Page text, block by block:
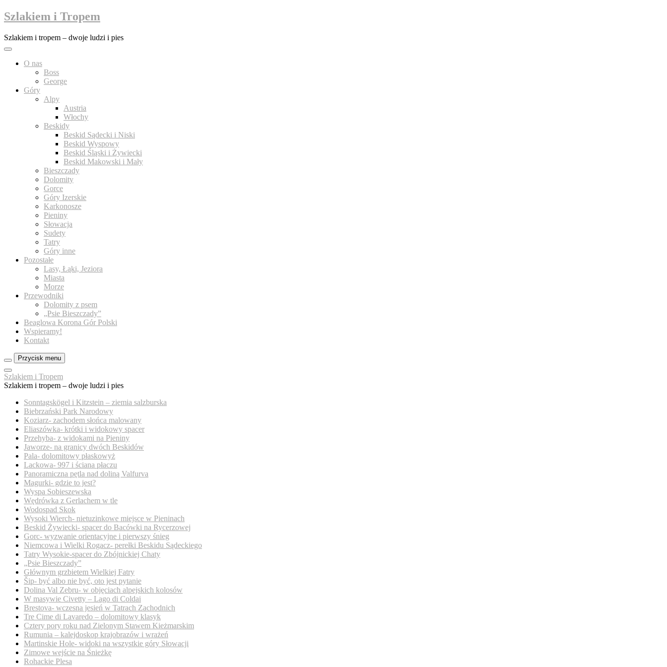
Przejdź
do
Szlakiem i Tropem
Szlakiem i tropem – dwoje ludzi i pies
O nas
Boss
George
Góry
Alpy
Austria
Włochy
Beskidy
Beskid Sądecki i Niski
Beskid Wyspowy
Beskid Śląski i Żywiecki
Beskid Makowski i Mały
Bieszczady
Dolomity
Gorce
Góry Izerskie
Karkonosze
Pieniny
Słowacja
Sudety
Tatry
Góry inne
Pozostałe
Lasy, Łąki, Jeziora
Miasta
Morze
Przewodniki
Dolomity z psem
„Psie Bieszczady”
Beaglowa Korona Gór Polski
Wspieramy!
Kontakt
Przycisk menu
Zamknij
menu
panelu
Szlakiem i Tropem
Szlakiem i tropem – dwoje ludzi i pies
Sonntagskögel i Kitzstein – ziemia salzburska
Biebrzański Park Narodowy
Koziarz- zachodem słońca malowany
Eliaszówka- krótki i widokowy spacer
Przehyba- z widokami na Pieniny
Jaworze- na granicy dwóch Beskidów
Pala- dolomitowy płaskowyż
Lackowa- 997 i ściana płaczu
Panoramiczna pętla nad doliną Valfurva
Magurki- gdzie to jest?
Wyspa Sobieszewska
Wędrówka z Gerlachem w tle
Wodospad Skok
Wysoki Wierch- nietuzinkowe miejsce w Pieninach
Beskid Żywiecki- spacer do Bacówki na Rycerzowej
Gorc- wyzwanie orientacyjne i pierwszy śnieg
Niemcowa i Wielki Rogacz- perełki Beskidu Sądeckiego
Tatry Wysokie-spacer do Zbójnickiej Chaty
„Psie Bieszczady”
Głównym grzbietem Wielkiej Fatry
Šip- być albo nie być, oto jest pytanie
Dolina Val Zebru- w objęciach alpejskich kolosów
W masywie Civetty – Lago di Coldai
Brestova- wczesna jesień w Tatrach Zachodnich
Tre Cime di Lavaredo – dolomitowy klasyk
Cztery pory roku nad Zielonym Stawem Kieżmarskim
Rumunia – kalejdoskop krajobrazów i wrażeń
Martinskie Hole- widoki na wszystkie góry Słowacji
Zimowe wejście na Śnieżkę
Rohackie Plesa